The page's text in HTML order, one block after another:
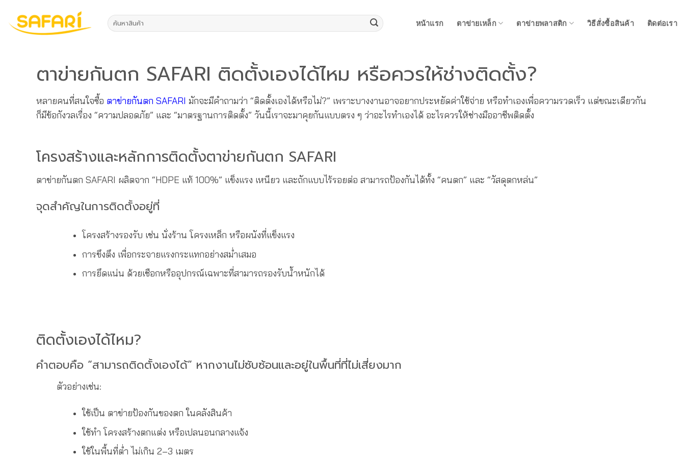
ค้นหา: หน้าแรก ตาข่ายเหล็ก ตาข่ายพลาสติก วิธีสั่งซื้อสินค้า ติดต่อเรา
ตาข่ายกันตก SAFARI ติดตั้งเองได้ไหม หรือควรให้ช่างติดตั้ง?
หลายคนที่สนใจซื้อ ตาข่ายกันตก SAFARI มักจะมีคำถามว่า “ติดตั้งเองได้หรือไม่?” เพราะบางงานอาจอยากประหยัดค่าใช้จ่าย หรือทำเองเพื่อความรวดเร็ว แต่ขณะเดียวกัน
ก็มีข้อกังวลเรื่อง “ความปลอดภัย” และ “มาตรฐานการติดตั้ง” วันนี้เราจะมาคุยกันแบบตรง ๆ ว่าอะไรทำเองได้ อะไรควรให้ช่างมืออาชีพติดตั้ง
โครงสร้างและหลักการติดตั้งตาข่ายกันตก SAFARI
ตาข่ายกันตก SAFARI ผลิตจาก “HDPE แท้ 100%” แข็งแรง เหนียว และถักแบบไร้รอยต่อ สามารถป้องกันได้ทั้ง “คนตก” และ “วัสดุตกหล่น”
จุดสำคัญในการติดตั้งอยู่ที่
โครงสร้างรองรับ เช่น นั่งร้าน โครงเหล็ก หรือผนังที่แข็งแรง
การขึงตึง เพื่อกระจายแรงกระแทกอย่างสม่ำเสมอ
การยึดแน่น ด้วยเชือกหรืออุปกรณ์เฉพาะที่สามารถรองรับน้ำหนักได้
ติดตั้งเองได้ไหม?
คำตอบคือ “สามารถติดตั้งเองได้” หากงานไม่ซับซ้อนและอยู่ในพื้นที่ที่ไม่เสี่ยงมาก
ตัวอย่างเช่น:
ใช้เป็น ตาข่ายป้องกันของตก ในคลังสินค้า
ใช้ทำ โครงสร้างตกแต่ง หรือเปลนอนกลางแจ้ง
ใช้ในพื้นที่ต่ำ ไม่เกิน 2–3 เมตร